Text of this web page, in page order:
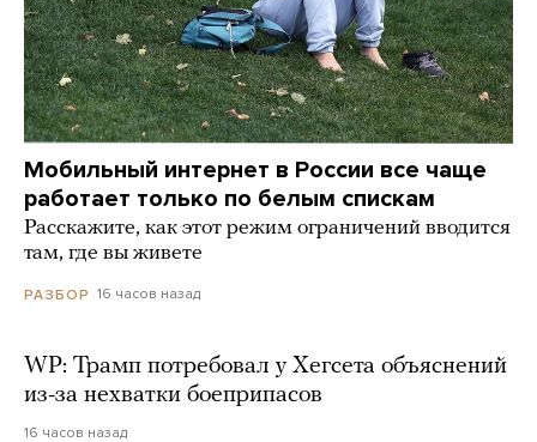
Мобильный интернет в России все чаще
работает только по белым спискам
Расскажите, как этот режим ограничений вводится
там, где вы живете
РАЗБОР 16 часов назад
WP: Трамп потребовал у Хегсета объяснений
из-за нехватки боеприпасов
16 часов назад